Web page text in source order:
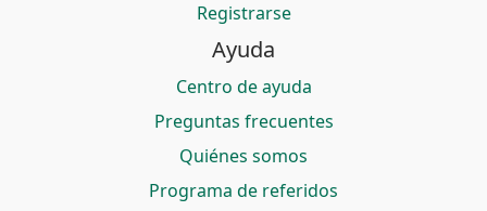
Registrarse
Ayuda
Centro de ayuda
Preguntas frecuentes
Quiénes somos
Programa de referidos